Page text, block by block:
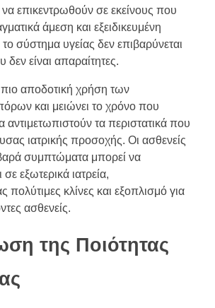
επικεντρωθούν σε εκείνους που
άμεση και εξειδικευμένη
σύστημα υγείας δεν επιβαρύνεται
δεν είναι απαραίτητες.
αποδοτική χρήση των
και μειώνει το χρόνο που
αντιμετωπιστούν τα περιστατικά που
ιατρικής προσοχής. Οι ασθενείς
συμπτώματα μπορεί να
εξωτερικά ιατρεία,
πολύτιμες κλίνες και εξοπλισμό για
ασθενείς.
της Ποιότητας